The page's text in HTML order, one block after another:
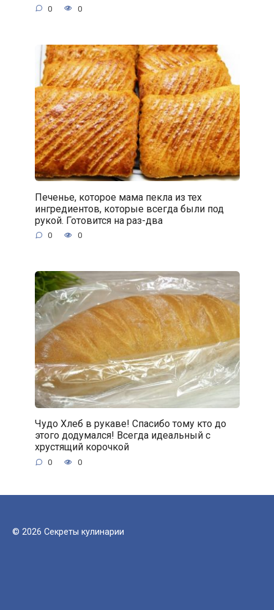
0 0
Печенье, которое мама пекла из тех
ингредиентов, которые всегда были под
рукой. Готовится на раз-два
0 0
Чудо Хлеб в рукаве! Спасибо тому кто до
этого додумался! Всегда идеальный с
хрустящий корочкой
0 0
© 2026 Секреты кулинарии